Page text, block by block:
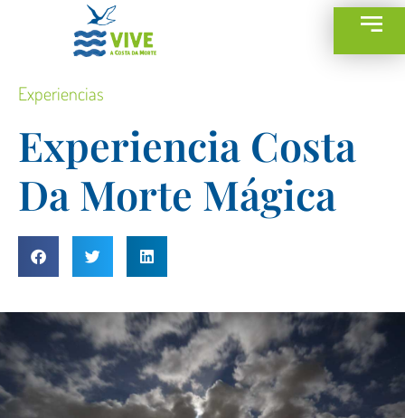
Experiencias
Experiencia Costa
Da Morte Mágica